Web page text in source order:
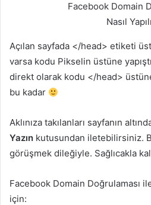
Facebook Domain
Nasıl
Açılan sayfada </head> etiketi
varsa kodu Pikselin üstüne
direkt olarak kodu </head>
bu kadar
Aklınıza takılanları sayfanın
Yazın kutusundan iletebilirsiniz.
görüşmek dileğiyle. Sağlıcakla
Facebook Domain Doğrulaması
için: